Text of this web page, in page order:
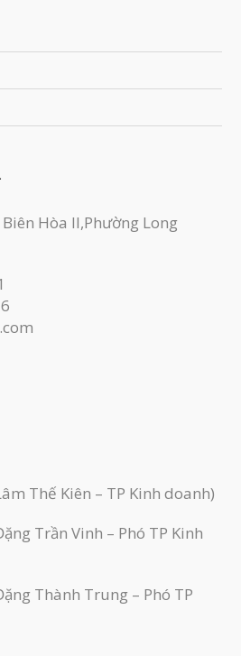
Hòa II,Phường Long
Thế Kiên – TP Kinh doanh)
Trần Vinh – Phó TP Kinh
Thành Trung – Phó TP